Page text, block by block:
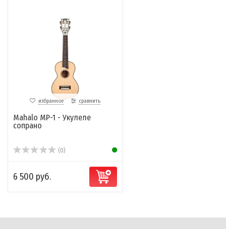
избранное сравнить
Mahalo MP-1 - Укулеле
сопрано
(0)
6 500 руб.